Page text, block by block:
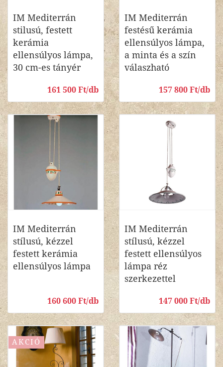
IM Mediterrán
stilusú, festett
kerámia
ellensúlyos lámpa,
30 cm-es tányér
161 500 Ft/db
IM Mediterrán
festésű kerámia
ellensúlyos lámpa,
a minta és a szín
válaszható
157 800 Ft/db
IM Mediterrán
stílusú, kézzel
festett kerámia
ellensúlyos lámpa
160 600 Ft/db
IM Mediterrán
stílusú, kézzel
festett ellensúlyos
lámpa réz
szerkezettel
147 000 Ft/db
AKCIÓ